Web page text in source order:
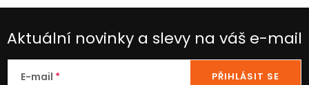
Aktuální novinky a slevy na váš e-mail
E-mail PŘIHLÁSIT SE